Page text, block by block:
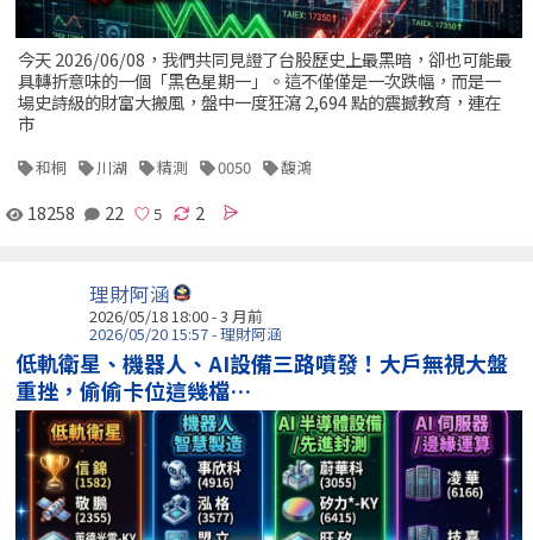
今天 2026/06/08，我們共同見證了台股歷史上最黑暗，卻也可能最
具轉折意味的一個「黑色星期一」。這不僅僅是一次跌幅，而是一
場史詩級的財富大搬風，盤中一度狂瀉 2,694 點的震撼教育，連在
市
和桐 川湖 精測 0050 馥鴻
18258 22 2
理財阿涵
2026/05/18 18:00 - 3 月前
2026/05/20 15:57 - 理財阿涵
低軌衛星、機器人、AI設備三路噴發！大戶無視大盤
重挫，偷偷卡位這幾檔…